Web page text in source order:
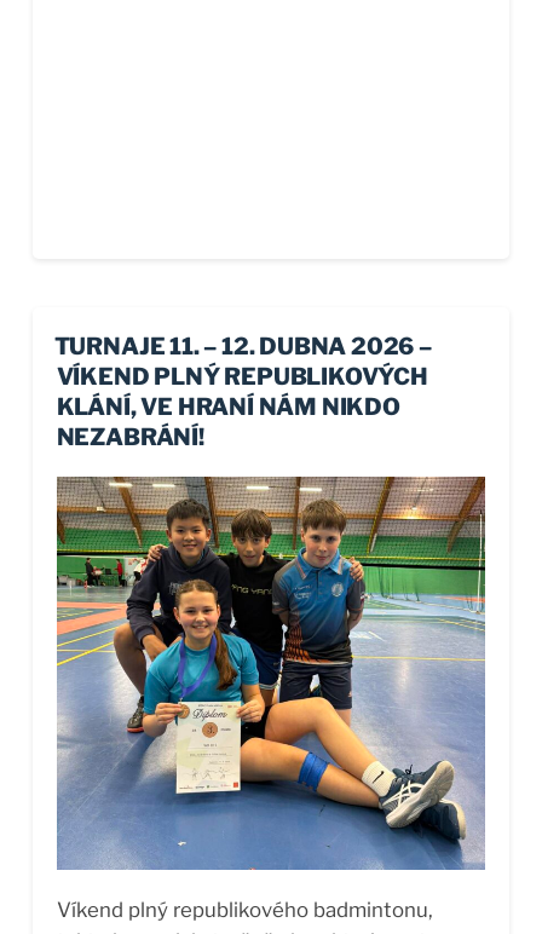
Dříve byla za nejstarší prvotisk mylně
považována Kronika trojánská, ta totiž nese
fiktivní letopočet 1468. Historické výzkumy
však prokázaly, že byla vytištěna až později,
první vytištěné knihy v českém jazyce A
ačkoliv s příchodem knihtisku nedošlo k
proměně společnosti okamžitě, postupně
zcela zásadně ovlivnil veškeré šíření a
vnímání informací. A na...
TURNAJE 11. – 12. DUBNA 2026 –
VÍKEND PLNÝ REPUBLIKOVÝCH
KLÁNÍ, VE HRANÍ NÁM NIKDO
NEZABRÁNÍ!
Víkend plný republikového badmintonu,